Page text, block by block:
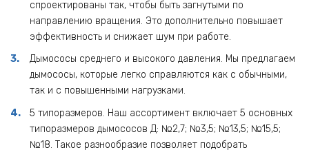
спроектированы так, чтобы быть загнутыми по
направлению вращения. Это дополнительно повышает
эффективность и снижает шум при работе.
Дымососы среднего и высокого давления. Мы предлагаем
дымососы, которые легко справляются как с обычными,
так и с повышенными нагрузками.
5 типоразмеров. Наш ассортимент включает 5 основных
типоразмеров дымососов Д: №2,7; №3,5; №13,5; №15,5;
№18. Такое разнообразие позволяет подобрать